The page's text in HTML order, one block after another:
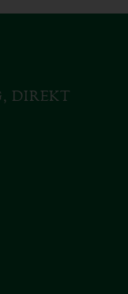
DIREKT